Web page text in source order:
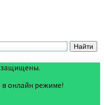
защищены.
онлайн режиме!